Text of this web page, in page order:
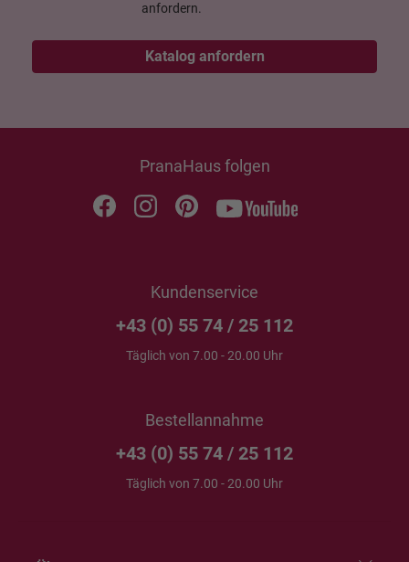
anfordern.
Katalog anfordern
PranaHaus folgen
Kundenservice
+43 (0) 55 74 / 25 112
Täglich von 7.00 - 20.00 Uhr
Bestellannahme
+43 (0) 55 74 / 25 112
Täglich von 7.00 - 20.00 Uhr